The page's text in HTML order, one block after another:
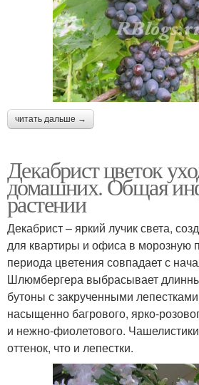
читать дальше →
Декабрист цветок
домашних. Общая
растении
Декабрист – яркий лучик света,
для квартиры и офиса в морозную
периода цветения совпадает с
Шлюмбергера выбрасывает
бутоны с закрученными
насыщенно багрового, ярко-
и нежно-фиолетового.
оттенок, что и лепестки.